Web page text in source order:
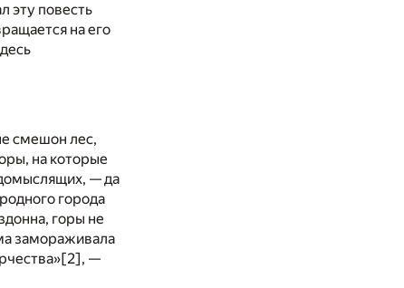
эту повесть
на его
смешон лес,
на которые
— да
города
горы не
замораживала
[2], —